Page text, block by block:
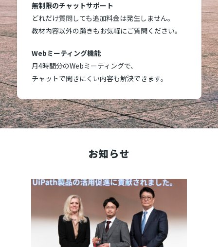
無制限のチャットサポート
どれだけ質問しても追加料金は発生しません。
教材内容以外の躓きもお気軽にご質問ください。
Webミーティング機能
月4時間分のWebミーティングで、
チャットで聞きにくい内容も解決できます。
お知らせ